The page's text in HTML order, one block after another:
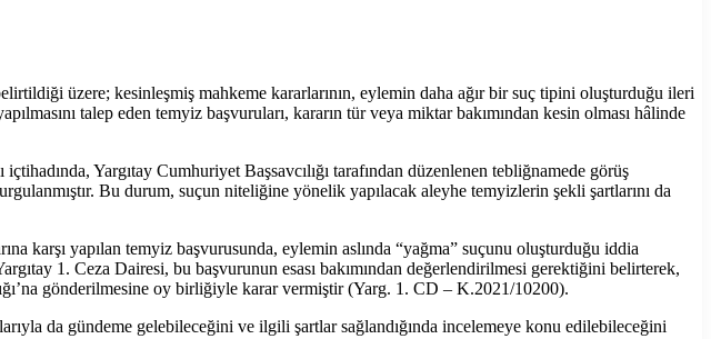
üzere; kesinleşmiş mahkeme kararlarının, eylemin daha ağır bir suç tipini oluşturduğu ileri
talep eden temyiz başvuruları, kararın tür veya miktar bakımından kesin olması hâlinde
Yargıtay Cumhuriyet Başsavcılığı tarafından düzenlenen tebliğnamede görüş
Bu durum, suçun niteliğine yönelik yapılacak aleyhe temyizlerin şekli şartlarını da
karşı yapılan temyiz başvurusunda, eylemin aslında “yağma” suçunu oluşturduğu iddia
1. Ceza Dairesi, bu başvurunun esası bakımından değerlendirilmesi gerektiğini belirterek,
gönderilmesine oy birliğiyle karar vermiştir (Yarg. 1. CD – K.2021/10200).
da gündeme gelebileceğini ve ilgili şartlar sağlandığında incelemeye konu edilebileceğini